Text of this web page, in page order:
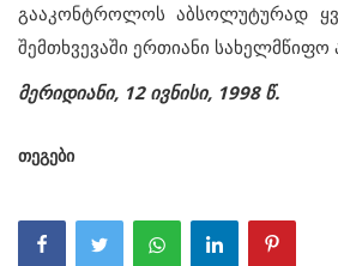
გააკონტროლოს აბსოლუტურად
შემთხვევაში ერთიანი სახელმწიფო
მერიდიანი, 12 ივნისი, 1998 წ.
თეგები